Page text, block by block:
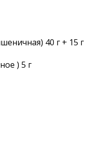
40 г + 15 г
) 5 г